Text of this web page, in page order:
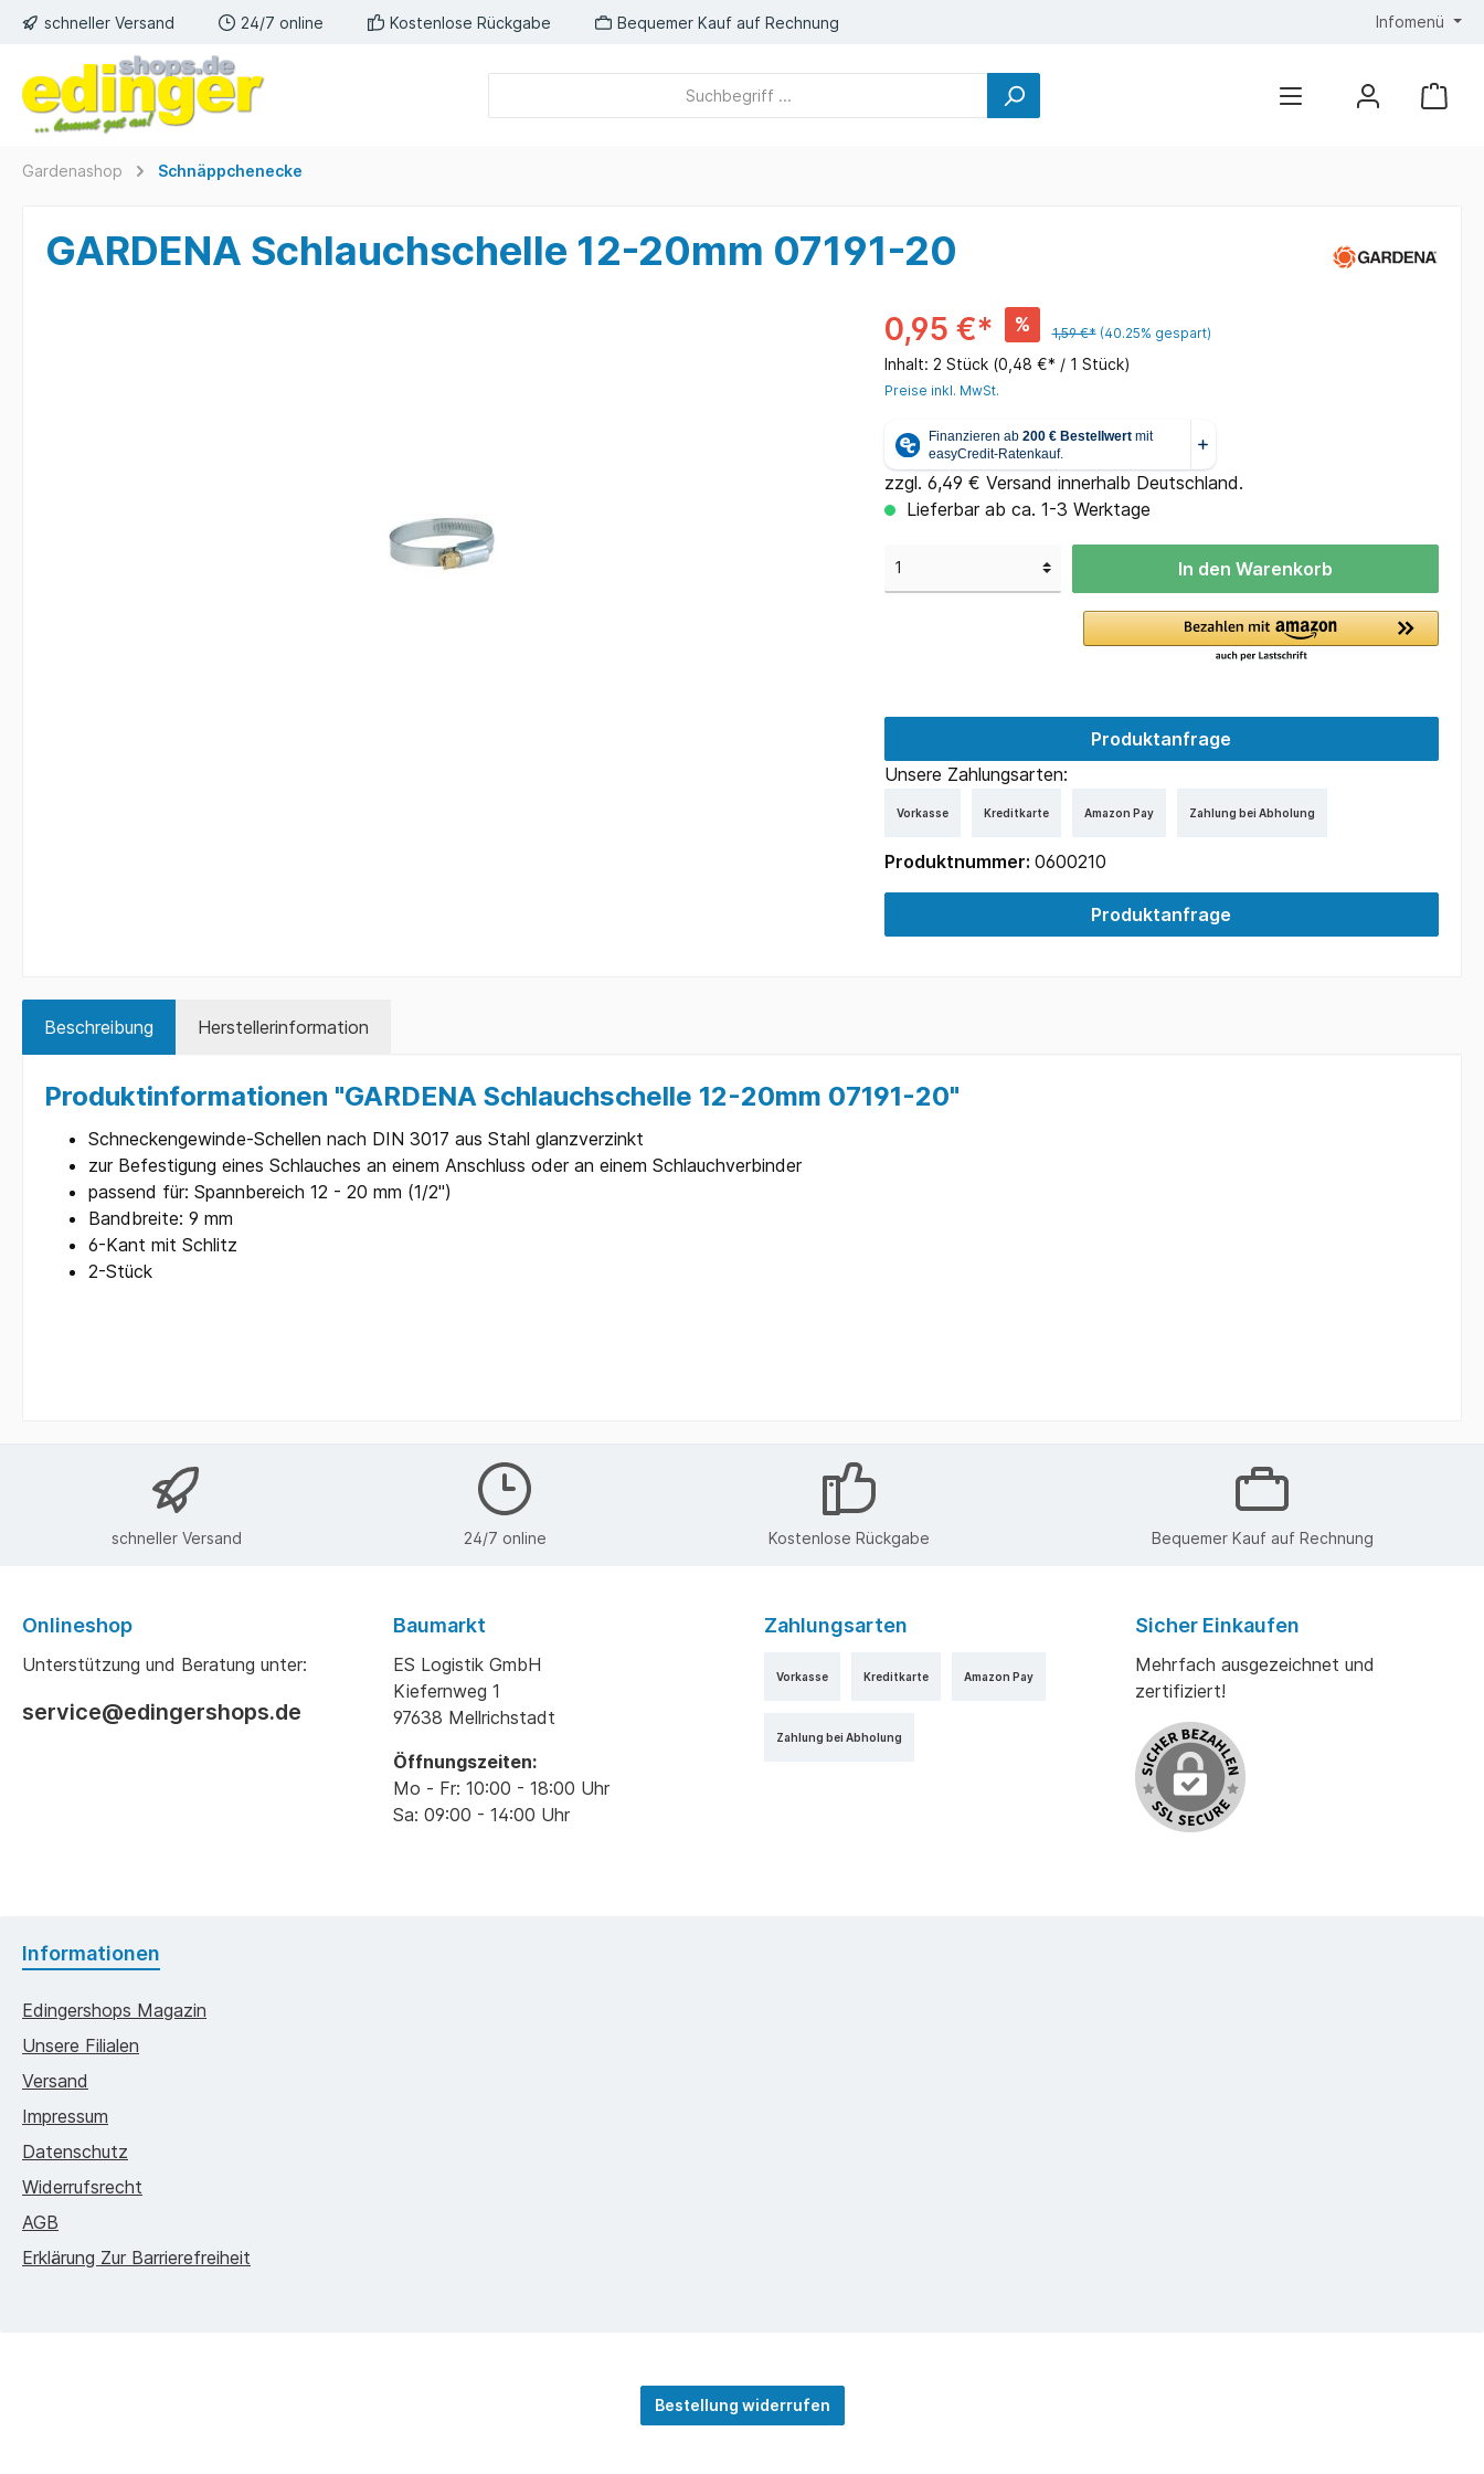
schneller Versand 24/7 online Kostenlose Rückgabe Bequemer Kauf auf Rechnung Infomenü
Gardenashop Schnäppchenecke
GARDENA Schlauchschelle 12-20mm 07191-20
0,95 €* % 1,59 €* (40.25% gespart)
Inhalt: 2 Stück (0,48 €* / 1 Stück)
Preise inkl. MwSt.
zzgl. 6,49 € Versand innerhalb Deutschland.
Lieferbar ab ca. 1-3 Werktage
In den Warenkorb
Produktanfrage
Unsere Zahlungsarten:
Vorkasse Kreditkarte Amazon Pay Zahlung bei Abholung
Produktnummer: 0600210
Produktanfrage
Beschreibung Herstellerinformation
Produktinformationen "GARDENA Schlauchschelle 12-20mm 07191-20"
Schneckengewinde-Schellen nach DIN 3017 aus Stahl glanzverzinkt
zur Befestigung eines Schlauches an einem Anschluss oder an einem Schlauchverbinder
passend für: Spannbereich 12 - 20 mm (1/2")
Bandbreite: 9 mm
6-Kant mit Schlitz
2-Stück
schneller Versand 24/7 online Kostenlose Rückgabe Bequemer Kauf auf Rechnung
Onlineshop
Unterstützung und Beratung unter:
service@edingershops.de
Baumarkt
ES Logistik GmbH
Kiefernweg 1
97638 Mellrichstadt
Öffnungszeiten:
Mo - Fr: 10:00 - 18:00 Uhr
Sa: 09:00 - 14:00 Uhr
Zahlungsarten
Vorkasse Kreditkarte Amazon Pay
Zahlung bei Abholung
Sicher Einkaufen
Mehrfach ausgezeichnet und
zertifiziert!
Informationen
Edingershops Magazin
Unsere Filialen
Versand
Impressum
Datenschutz
Widerrufsrecht
AGB
Erklärung Zur Barrierefreiheit
Bestellung widerrufen